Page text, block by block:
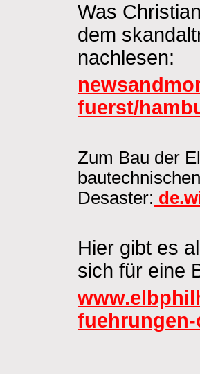
Was
dem
nachlesen:
fuerst/
Zum Bau der
Desaster:
Hier gibt es
sich für eine